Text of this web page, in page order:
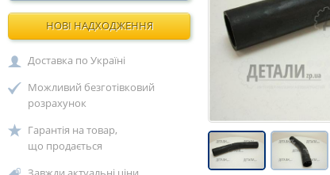
НОВІ НАДХОДЖЕННЯ
Доставка по Україні
Можливий безготівковий
розрахунок
Гарантія на товар,
що продається